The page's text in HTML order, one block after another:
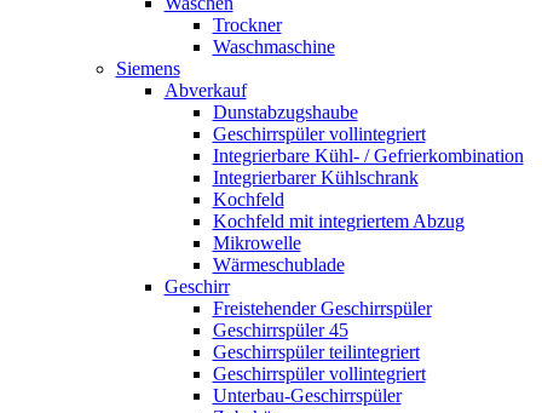
Trockner
Waschmaschine
Siemens
Abverkauf
Dunstabzugshaube
Geschirrspüler vollintegriert
Integrierbare Kühl- / Gefrierkombination
Integrierbarer Kühlschrank
Kochfeld
Kochfeld mit integriertem Abzug
Mikrowelle
Wärmeschublade
Geschirr
Freistehender Geschirrspüler
Geschirrspüler 45
Geschirrspüler teilintegriert
Geschirrspüler vollintegriert
Unterbau-Geschirrspüler